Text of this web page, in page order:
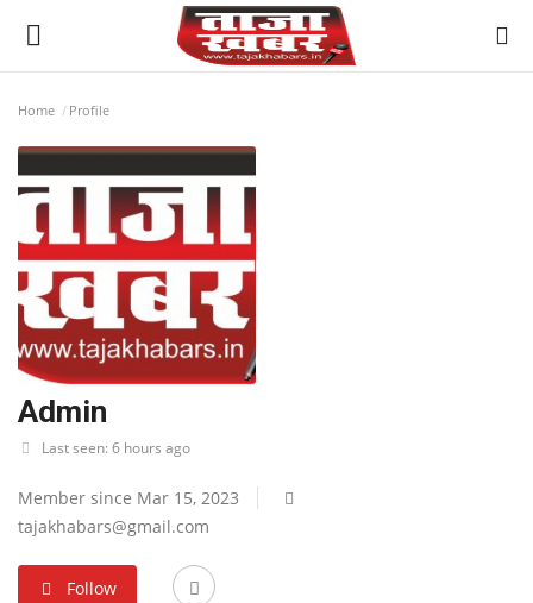
देश
मध्य प्रदेश
विश्व
मुख्य समाचार
विदेश
राष्ट्रीय
खेल
Home Profile
Admin
Last seen: 6 hours ago
Member since Mar 15, 2023
tajakhabars@gmail.com
Follow